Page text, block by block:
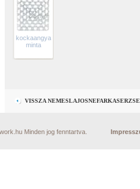
kockaangyal
minta
VISSZA
Minden jog fenntartva.